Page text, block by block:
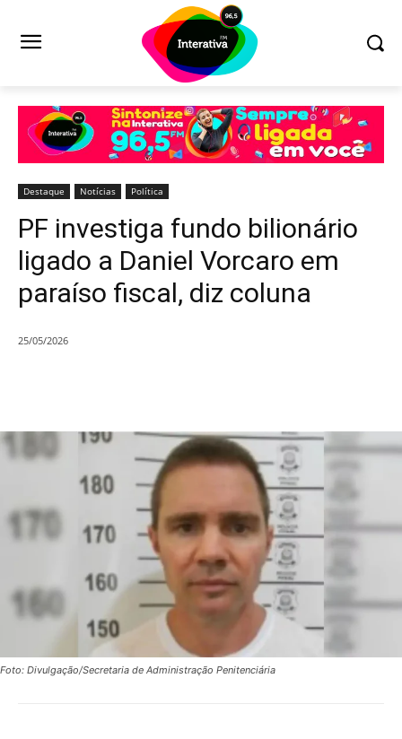
Destaque Notícias Política
PF investiga fundo bilionário
ligado a Daniel Vorcaro em
paraíso fiscal, diz coluna
25/05/2026
Foto: Divulgação/Secretaria de Administração Penitenciária